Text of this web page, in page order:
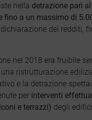
nella detrazione pari al
fino a un massimo di
dei redditi,
nel 2018 era fruibile
ristrutturazione
e la detrazione
per interventi
e terrazzi) degli